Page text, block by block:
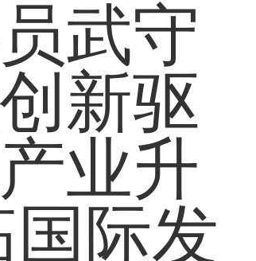
武守
新驱
业升
际发